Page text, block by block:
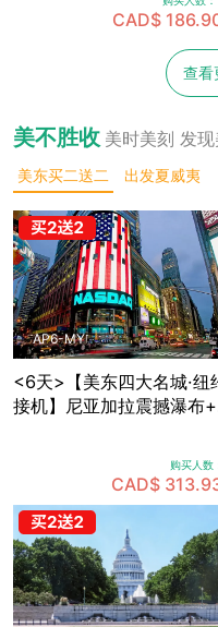
CAD$
查看
美不胜收 美时美刻 发现
美东买二送二 出发夏威夷
AP6-MY
<6天>【美东四大名城·纽
接机】尼亚加拉震撼瀑布+
力殿堂+沃特金斯峡谷仙境
(可升级酒店+座位)
购买人数
CAD$